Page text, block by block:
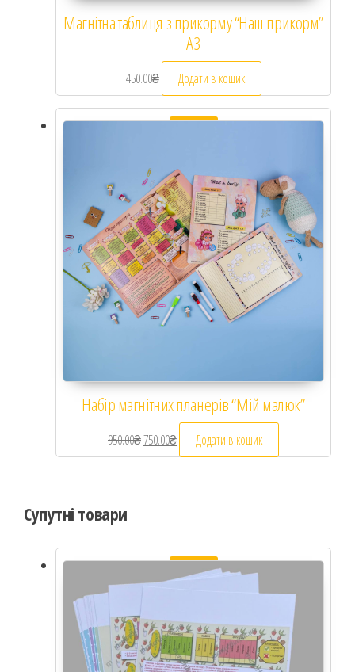
Магнітна таблиця з прикорму “Наш прикорм”
А3
450.00₴ Додати в кошик
Розпродаж!
Набір магнітних планерів “Мій малюк”
950.00₴Оригінальна ціна: 950.00₴.
750.00₴ Поточна ціна: 750.00₴.
Додати в кошик
Супутні товари
Розпродаж!